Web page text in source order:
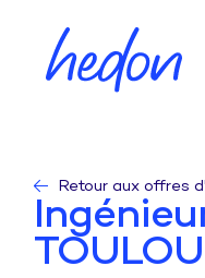
Retour aux offres